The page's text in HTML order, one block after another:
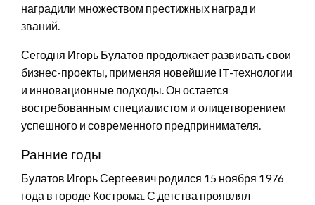
наградили множеством престижных наград и
званий.
Сегодня Игорь Булатов продолжает развивать свои
бизнес-проекты, применяя новейшие IT-технологии
и инновационные подходы. Он остается
востребованным специалистом и олицетворением
успешного и современного предпринимателя.
Ранние годы
Булатов Игорь Сергеевич родился 15 ноября 1976
года в городе Кострома. С детства проявлял